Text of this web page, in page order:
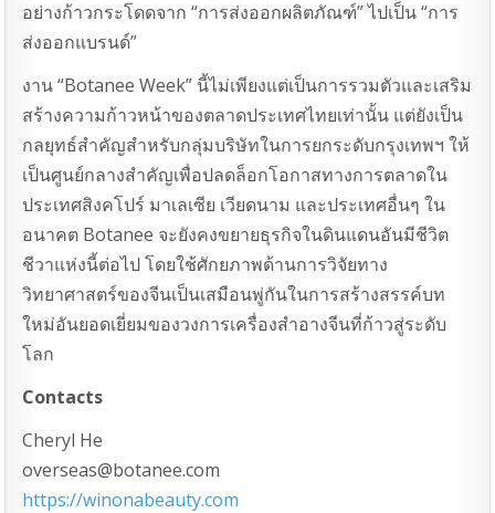
อย่างก้าวกระโดดจาก “การส่งออกผลิตภัณฑ์” ไปเป็น “การ
ส่งออกแบรนด์”
งาน “Botanee Week” นี้ไม่เพียงแต่เป็นการรวมตัวและเสริม
สร้างความก้าวหน้าของตลาดประเทศไทยเท่านั้น แต่ยังเป็น
กลยุทธ์สำคัญสำหรับกลุ่มบริษัทในการยกระดับกรุงเทพฯ ให้
เป็นศูนย์กลางสำคัญเพื่อปลดล็อกโอกาสทางการตลาดใน
ประเทศสิงคโปร์ มาเลเซีย เวียดนาม และประเทศอื่นๆ ใน
อนาคต Botanee จะยังคงขยายธุรกิจในดินแดนอันมีชีวิต
ชีวาแห่งนี้ต่อไป โดยใช้ศักยภาพด้านการวิจัยทาง
วิทยาศาสตร์ของจีนเป็นเสมือนพู่กันในการสร้างสรรค์บท
ใหม่อันยอดเยี่ยมของวงการเครื่องสำอางจีนที่ก้าวสู่ระดับ
โลก
Contacts
Cheryl He
overseas@botanee.com
https://winonabeauty.com